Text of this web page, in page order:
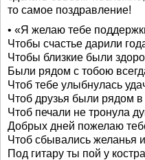
то самое поздравление!
• «Я желаю тебе
Чтобы счастье дарили
Чтобы близкие были
Были рядом с тобою
Чтоб тебе улыбнулась
Чтоб друзья были рядом в
Чтоб печали не тронула
Добрых дней пожелаю
Чтоб сбывались желанья
Под гитару ты пой у